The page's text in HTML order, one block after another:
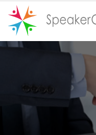
Ir al contenido